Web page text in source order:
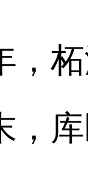
柘
，